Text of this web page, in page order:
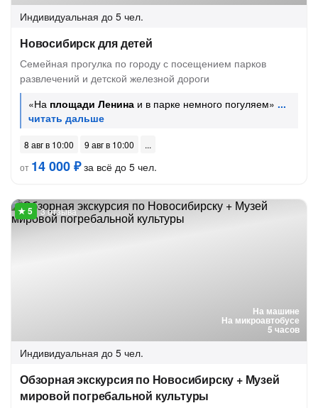
Индивидуальная до 5 чел.
Новосибирск для детей
Семейная прогулка по городу с посещением парков
развлечений и детской железной дороги
«На площади Ленина и в парке немного погуляем»
8 авг в 10:00
9 авг в 10:00
от 14 000 ₽за всё до 5 чел.
На машине
На микроавтобусе
5 часов
3 отзыва
Индивидуальная до 5 чел.
Обзорная экскурсия по Новосибирску + Музей
мировой погребальной культуры